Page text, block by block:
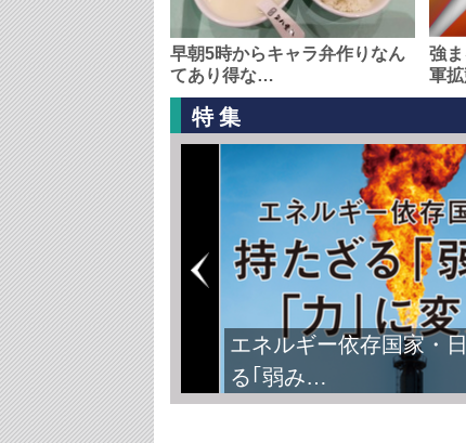
早朝5時からキャラ弁作りなん
てあり得な…
強
軍
特集
エネルギー依存国家・
る｢弱み…